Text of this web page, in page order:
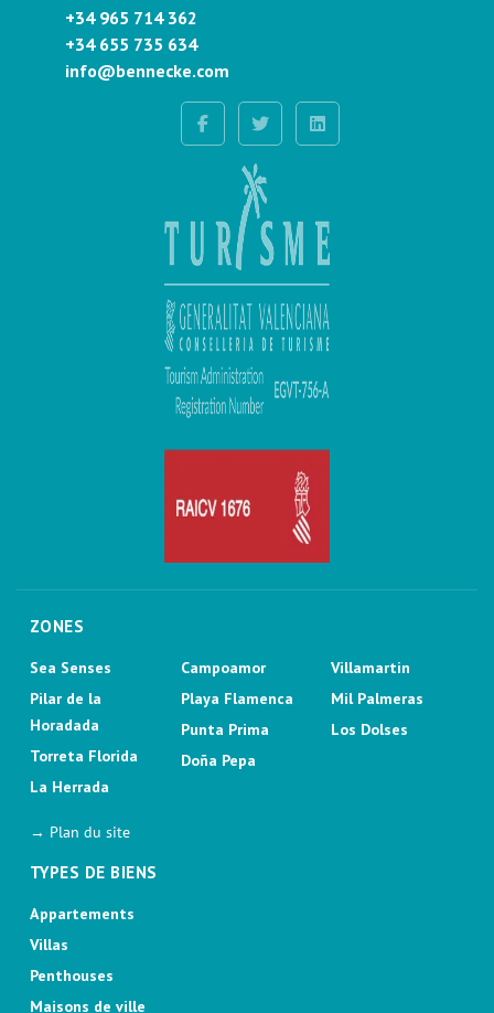
+34 965 714 362
+34 655 735 634
info@bennecke.com
ZONES
Sea Senses
Pilar de la
Horadada
Torreta Florida
La Herrada
Campoamor
Playa Flamenca
Punta Prima
Doña Pepa
Villamartin
Mil Palmeras
Los Dolses
→ Plan du site
TYPES DE BIENS
Appartements
Villas
Penthouses
Maisons de ville